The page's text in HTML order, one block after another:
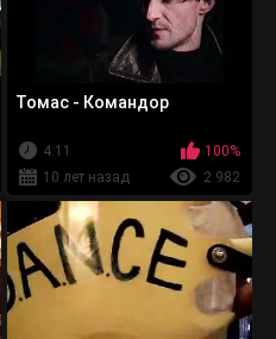
Томас - Командор
4:11
100%
10 лет назад
2 982